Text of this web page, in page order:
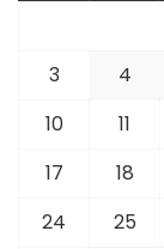
3
4
10
11
17
18
24
25